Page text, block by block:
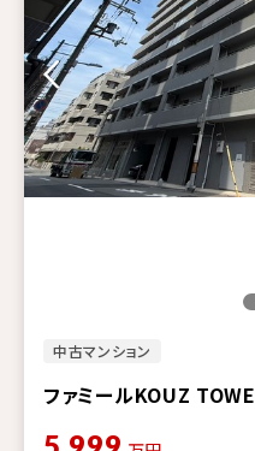
中古マンション
ファミールKOUZ